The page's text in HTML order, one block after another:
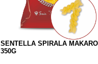
SENTELLA SPIRALA
350G